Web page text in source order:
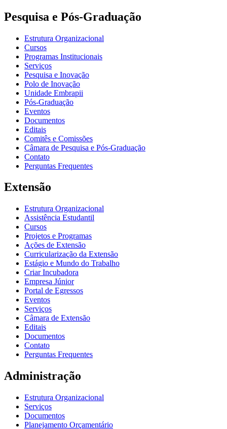
Pesquisa e Pós-Graduação
Estrutura Organizacional
Cursos
Programas Institucionais
Serviços
Pesquisa e Inovação
Polo de Inovação
Unidade Embrapii
Pós-Graduação
Eventos
Documentos
Editais
Comitês e Comissões
Câmara de Pesquisa e Pós-Graduação
Contato
Perguntas Frequentes
Extensão
Estrutura Organizacional
Assistência Estudantil
Cursos
Projetos e Programas
Ações de Extensão
Curricularização da Extensão
Estágio e Mundo do Trabalho
Criar Incubadora
Empresa Júnior
Portal de Egressos
Eventos
Serviços
Câmara de Extensão
Editais
Documentos
Contato
Perguntas Frequentes
Administração
Estrutura Organizacional
Serviços
Documentos
Planejamento Orçamentário